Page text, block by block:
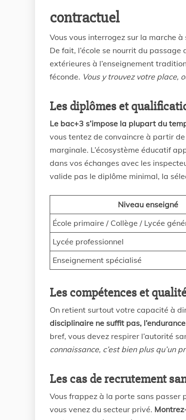
contractuel
Vous vous interrogez sur la marche
De fait, l’école se nourrit du
extérieures à l’enseignement
féconde. Vous y trouvez votre place,
Les diplômes et
Le bac+3 s’impose la plupart du
vous tentez de convaincre à partir
marginale. L’écosystème éducatif
dans vos échanges avec les
valide pas le diplôme minimal, la
Niveau enseigné
École primaire / Collège / Lycée
Lycée professionnel
Enseignement spécialisé
Les compétences et
On retient surtout votre capacité à
disciplinaire ne suffit pas,
bref, vous devez respirer l’autorité
connaissance, c’est bien plus qu’un
Les cas de recrutement
Vous frappez à la porte sans passer
vous venez du secteur privé.